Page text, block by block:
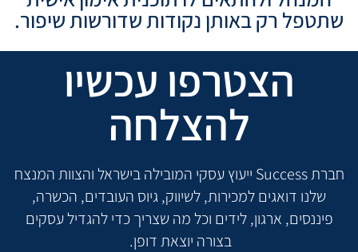
שתטפל רק באותן נקודות שדורשות שיפור.
הצטרפו עכשיו
להצלחה
חברת Success ייעוץ עסקי המובילה בישראל והצוות המנצח
שלנו דואגים למכירות, לשיווק, גיוס העובדים, הכשרה,
פיננסים, ארגון, לידים וכל מה שצריך כדי להגדיל עסקים
בצורה יוצאת דופן.